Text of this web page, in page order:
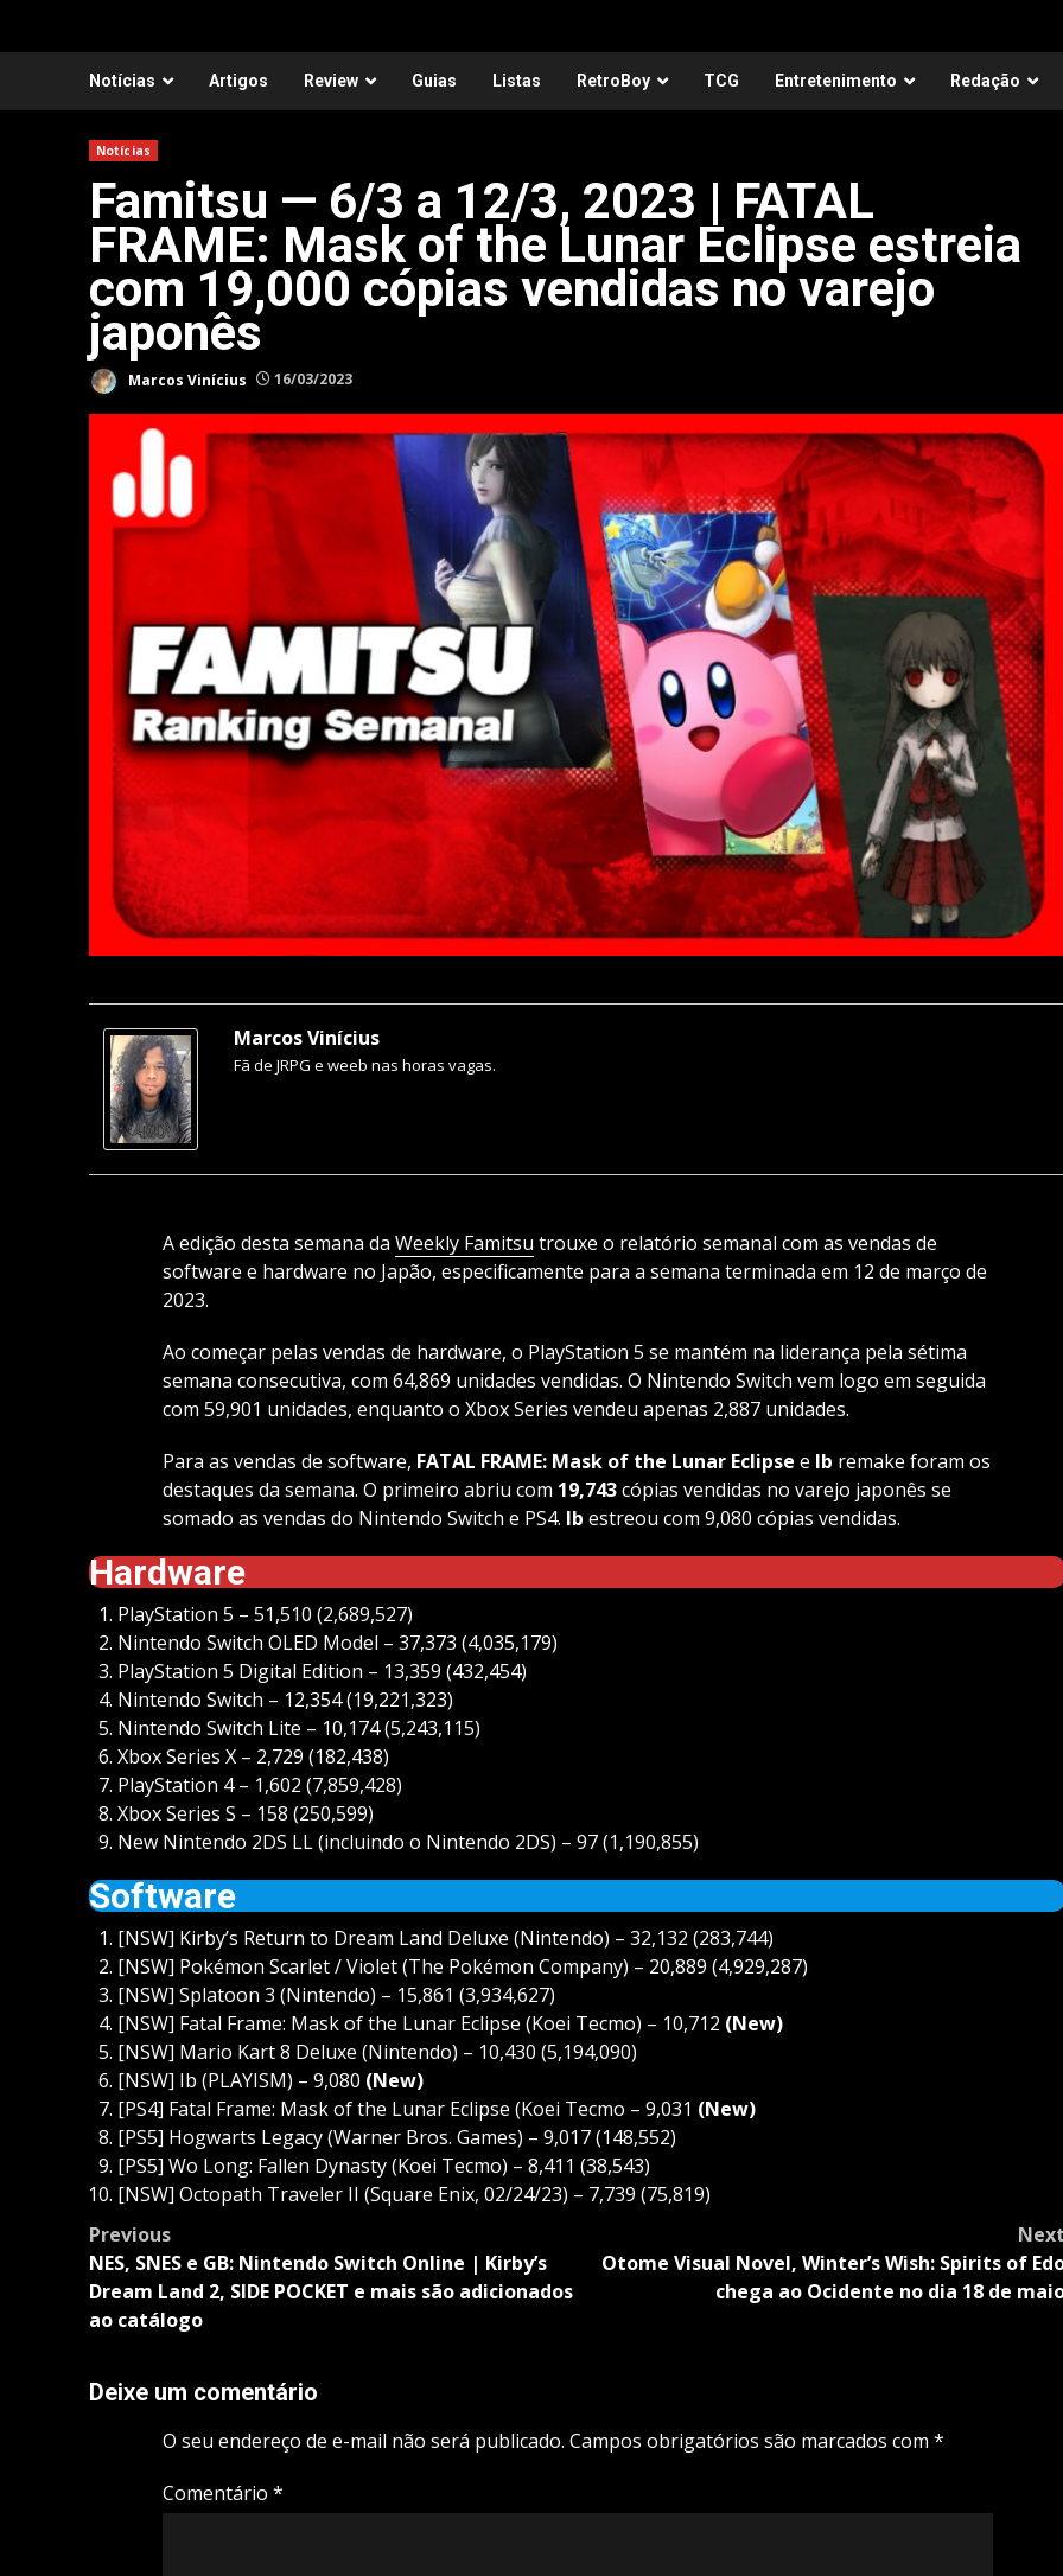
Notícias Artigos Review Guias Listas RetroBoy TCG Entretenimento Redação
Notícias
Famitsu — 6/3 a 12/3, 2023 | FATAL
FRAME: Mask of the Lunar Eclipse estreia
com 19,000 cópias vendidas no varejo
japonês
Marcos Vinícius 16/03/2023
Marcos Vinícius
Fã de JRPG e weeb nas horas vagas.
A edição desta semana da Weekly Famitsu trouxe o relatório semanal com as vendas de
software e hardware no Japão, especificamente para a semana terminada em 12 de março de
2023.
Ao começar pelas vendas de hardware, o PlayStation 5 se mantém na liderança pela sétima
semana consecutiva, com 64,869 unidades vendidas. O Nintendo Switch vem logo em seguida
com 59,901 unidades, enquanto o Xbox Series vendeu apenas 2,887 unidades.
Para as vendas de software, FATAL FRAME: Mask of the Lunar Eclipse e Ib remake foram os
destaques da semana. O primeiro abriu com 19,743cópias vendidas no varejo japonês se
somado as vendas do Nintendo Switch e PS4. Ib estreou com 9,080 cópias vendidas.
Hardware
PlayStation 5 – 51,510 (2,689,527)
Nintendo Switch OLED Model – 37,373 (4,035,179)
PlayStation 5 Digital Edition – 13,359 (432,454)
Nintendo Switch – 12,354 (19,221,323)
Nintendo Switch Lite – 10,174 (5,243,115)
Xbox Series X – 2,729 (182,438)
PlayStation 4 – 1,602 (7,859,428)
Xbox Series S – 158 (250,599)
New Nintendo 2DS LL (incluindo o Nintendo 2DS) – 97 (1,190,855)
Software
[NSW] Kirby’s Return to Dream Land Deluxe (Nintendo) – 32,132 (283,744)
[NSW] Pokémon Scarlet / Violet (The Pokémon Company) – 20,889 (4,929,287)
[NSW] Splatoon 3 (Nintendo) – 15,861 (3,934,627)
[NSW] Fatal Frame: Mask of the Lunar Eclipse (Koei Tecmo) – 10,712 (New)
[NSW] Mario Kart 8 Deluxe (Nintendo) – 10,430 (5,194,090)
[NSW] Ib (PLAYISM) – 9,080 (New)
[PS4] Fatal Frame: Mask of the Lunar Eclipse (Koei Tecmo – 9,031 (New)
[PS5] Hogwarts Legacy (Warner Bros. Games) – 9,017 (148,552)
[PS5] Wo Long: Fallen Dynasty (Koei Tecmo) – 8,411 (38,543)
[NSW] Octopath Traveler II (Square Enix, 02/24/23) – 7,739 (75,819)
Post
navigation
Previous
NES, SNES e GB: Nintendo Switch Online | Kirby’s
Dream Land 2, SIDE POCKET e mais são adicionados
ao catálogo
Next
Otome Visual Novel, Winter’s Wish: Spirits of
chega ao Ocidente no dia 18 de
Deixe um comentário
O seu endereço de e-mail não será publicado. Campos obrigatórios são marcados com *
Comentário *